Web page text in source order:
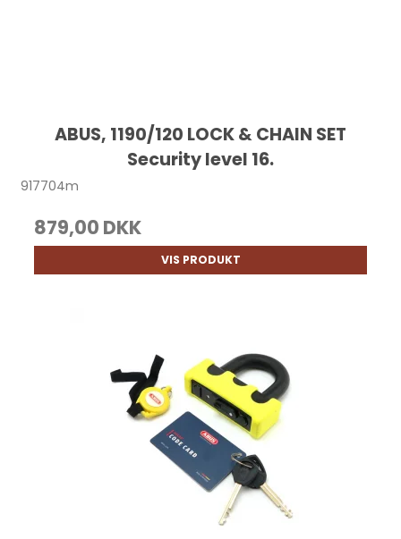
ABUS, 1190/120 LOCK & CHAIN SET
Security level 16.
917704m
879,00 DKK
VIS PRODUKT